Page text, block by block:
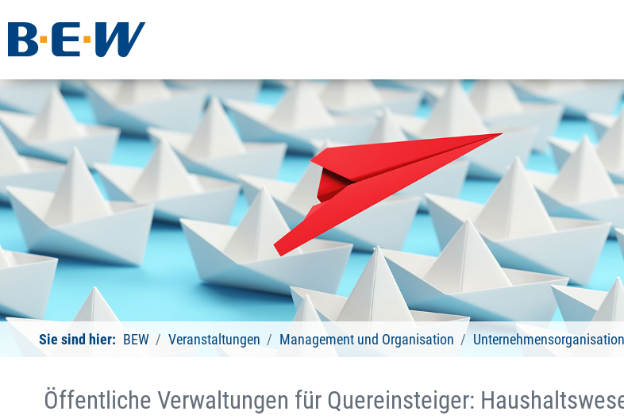
Sie sind hier: BEW Veranstaltungen Management und Organisation Unternehmensorganisation
Öffentliche Verwaltungen für Quereinsteiger: